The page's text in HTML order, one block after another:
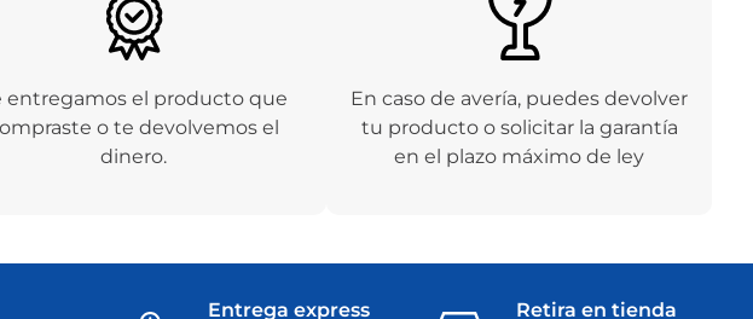
entregamos el producto que
o te devolvemos el
dinero.
En caso de avería, puedes devolver
tu producto o solicitar la garantía
en el plazo máximo de ley
Entrega express
Retira en tienda